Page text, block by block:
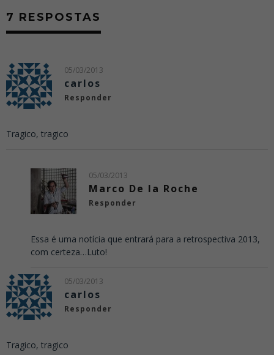
7 RESPOSTAS
05/03/2013
carlos
Responder
Tragico, tragico
05/03/2013
Marco De la Roche
Responder
Essa é uma notícia que entrará para a retrospectiva 2013,
com certeza…Luto!
05/03/2013
carlos
Responder
Tragico, tragico